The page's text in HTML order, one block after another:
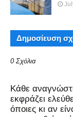
Δημοσίευση
0 Σχόλια
Kάθε
εκφράζει
όποιες κι αν